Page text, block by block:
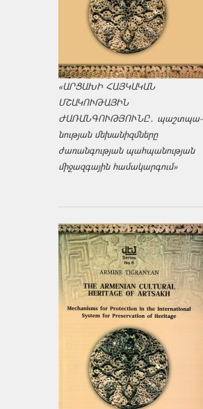
«ԱՐՑԱԽԻ ՀԱՅԿԱԿԱՆ
ՄՇԱԿՈՒԹԱՅԻՆ
ԺԱՌԱՆԳՈՒԹՅՈՒՆԸ․ պաշտպա­
նության մեխանիզմները
ժառանգության պահպանության
միջազ­գային համակարգում»